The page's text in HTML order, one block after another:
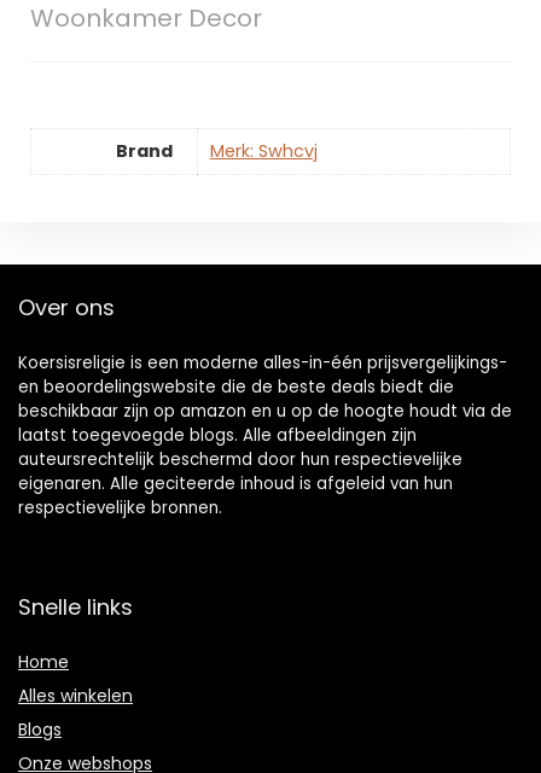
Woonkamer Decor
Brand Merk: Swhcvj
Over ons
Koersisreligie is een moderne alles-in-één prijsvergelijkings-
en beoordelingswebsite die de beste deals biedt die
beschikbaar zijn op amazon en u op de hoogte houdt via de
laatst toegevoegde blogs. Alle afbeeldingen zijn
auteursrechtelijk beschermd door hun respectievelijke
eigenaren. Alle geciteerde inhoud is afgeleid van hun
respectievelijke bronnen.
Snelle links
Home
Alles winkelen
Blogs
Onze webshops